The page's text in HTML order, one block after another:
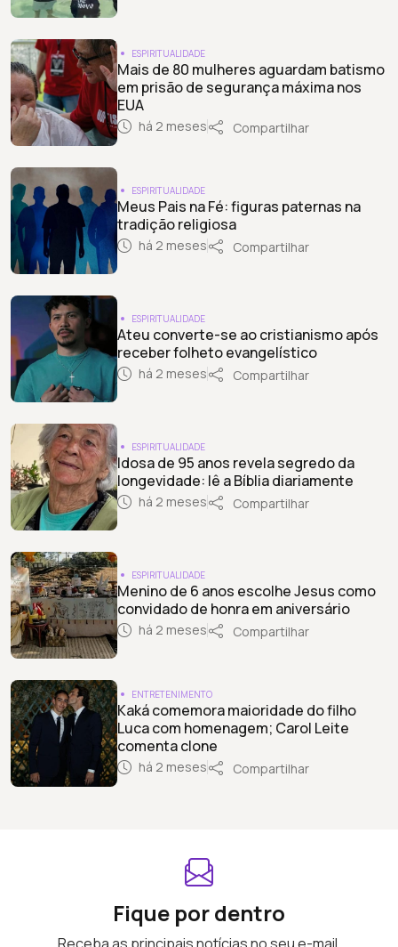
ESPIRITUALIDADE
Mais de 80 mulheres aguardam batismo
em prisão de segurança máxima nos
EUA
há 2 meses Compartilhar
ESPIRITUALIDADE
Meus Pais na Fé: figuras paternas na
tradição religiosa
há 2 meses Compartilhar
ESPIRITUALIDADE
Ateu converte-se ao cristianismo após
receber folheto evangelístico
há 2 meses Compartilhar
ESPIRITUALIDADE
Idosa de 95 anos revela segredo da
longevidade: lê a Bíblia diariamente
há 2 meses Compartilhar
ESPIRITUALIDADE
Menino de 6 anos escolhe Jesus como
convidado de honra em aniversário
há 2 meses Compartilhar
ENTRETENIMENTO
Kaká comemora maioridade do filho
Luca com homenagem; Carol Leite
comenta clone
há 2 meses Compartilhar
Fique por dentro